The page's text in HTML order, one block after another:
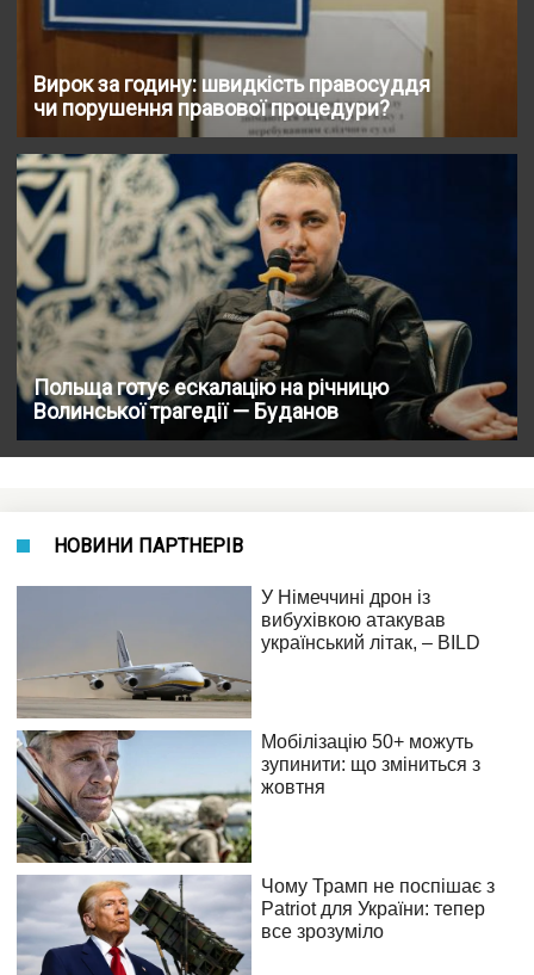
Вирок за годину: швидкість правосуддя
чи порушення правової процедури?
Польща готує ескалацію на річницю
Волинської трагедії — Буданов
НОВИНИ ПАРТНЕРІВ